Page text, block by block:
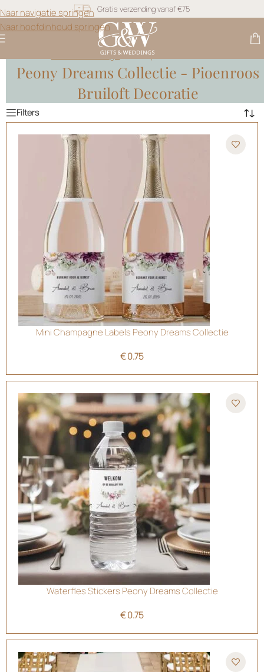
Naar navigatie springen
Naar hoofdinhoud springen
Snel geleverd
Gratis personalisatie
Gifts & Weddings>Peony Dreams Collectie
Peony Dreams Collectie - Pioenroos
Bruiloft Decoratie
Mini Champagne Labels Peony Dreams Collectie
€0.75
Waterfles Stickers Peony Dreams Collectie
€0.75